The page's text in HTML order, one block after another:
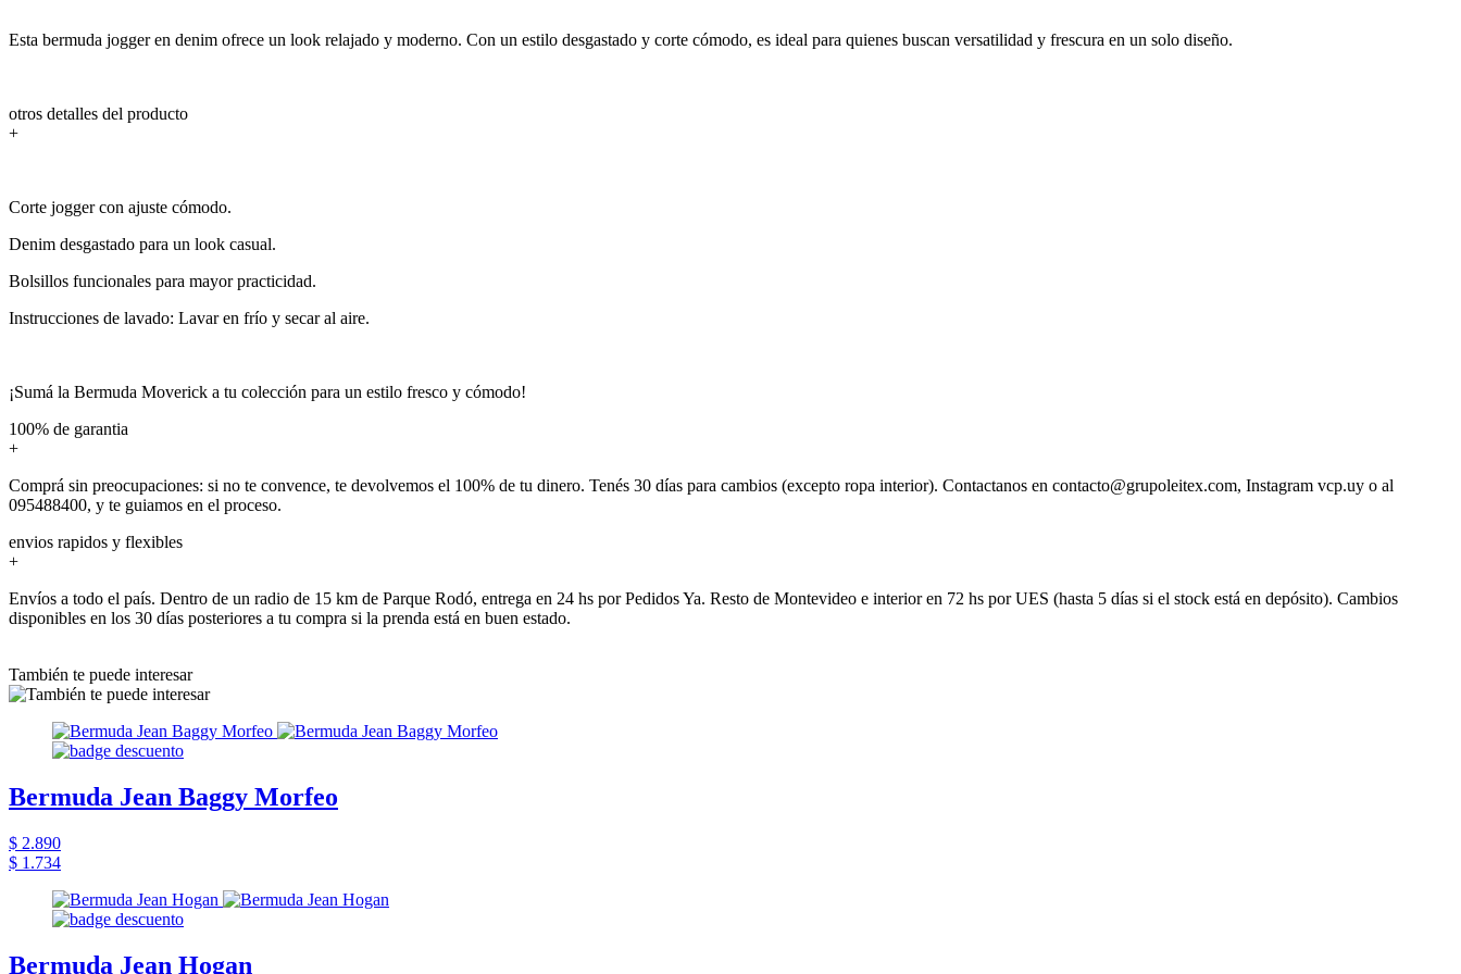
Esta bermuda jogger en denim ofrece un look relajado y moderno. Con un estilo desgastado y corte cómodo, es ideal para quienes buscan versatilidad y frescura en un solo diseño.
otros detalles del producto
+
Corte jogger con ajuste cómodo.
Denim desgastado para un look casual.
Bolsillos funcionales para mayor practicidad.
Instrucciones de lavado: Lavar en frío y secar al aire.
¡Sumá la Bermuda Moverick a tu colección para un estilo fresco y cómodo!
100% de garantia
+
Comprá sin preocupaciones: si no te convence, te devolvemos el 100% de tu dinero. Tenés 30 días para cambios (excepto ropa interior). Contactanos en contacto@grupoleitex.com, Instagram vcp.uy o al
095488400, y te guiamos en el proceso.
envios rapidos y flexibles
+
Envíos a todo el país. Dentro de un radio de 15 km de Parque Rodó, entrega en 24 hs por Pedidos Ya. Resto de Montevideo e interior en 72 hs por UES (hasta 5 días si el stock está en depósito). Cambios
disponibles en los 30 días posteriores a tu compra si la prenda está en buen estado.
También te puede interesar
Bermuda Jean Baggy Morfeo
$ 2.890
$ 1.734
Bermuda Jean Hogan